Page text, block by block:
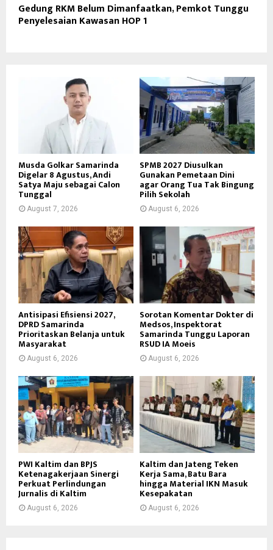
Gedung RKM Belum Dimanfaatkan, Pemkot Tunggu
Penyelesaian Kawasan HOP 1
Musda Golkar Samarinda
Digelar 8 Agustus, Andi
Satya Maju sebagai Calon
Tunggal
August 7, 2026
SPMB 2027 Diusulkan
Gunakan Pemetaan Dini
agar Orang Tua Tak Bingung
Pilih Sekolah
August 6, 2026
Antisipasi Efisiensi 2027,
DPRD Samarinda
Prioritaskan Belanja untuk
Masyarakat
August 6, 2026
Sorotan Komentar Dokter di
Medsos, Inspektorat
Samarinda Tunggu Laporan
RSUD IA Moeis
August 6, 2026
PWI Kaltim dan BPJS
Ketenagakerjaan Sinergi
Perkuat Perlindungan
Jurnalis di Kaltim
August 6, 2026
Kaltim dan Jateng Teken
Kerja Sama, Batu Bara
hingga Material IKN Masuk
Kesepakatan
August 6, 2026